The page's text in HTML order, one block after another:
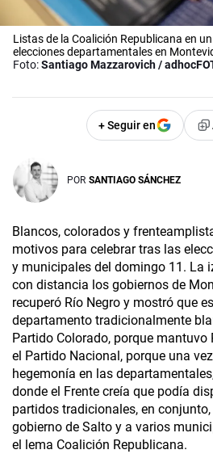
Listas de la Coalición Republicana en
elecciones departamentales en
Foto:Santiago Mazzarovich /
+ Seguir en
POR SANTIAGO SÁNCHEZ
Blancos, colorados y
motivos para celebrar tras las
y municipales del domingo 11. La
con distancia los gobiernos de
recuperó Río Negro y mostró que
departamento tradicionalmente
Partido Colorado, porque mantuvo
el Partido Nacional, porque una
hegemonía en las
donde el Frente creía que podía
partidos tradicionales, en
gobierno de Salto y a varios
el lema Coalición Republicana.